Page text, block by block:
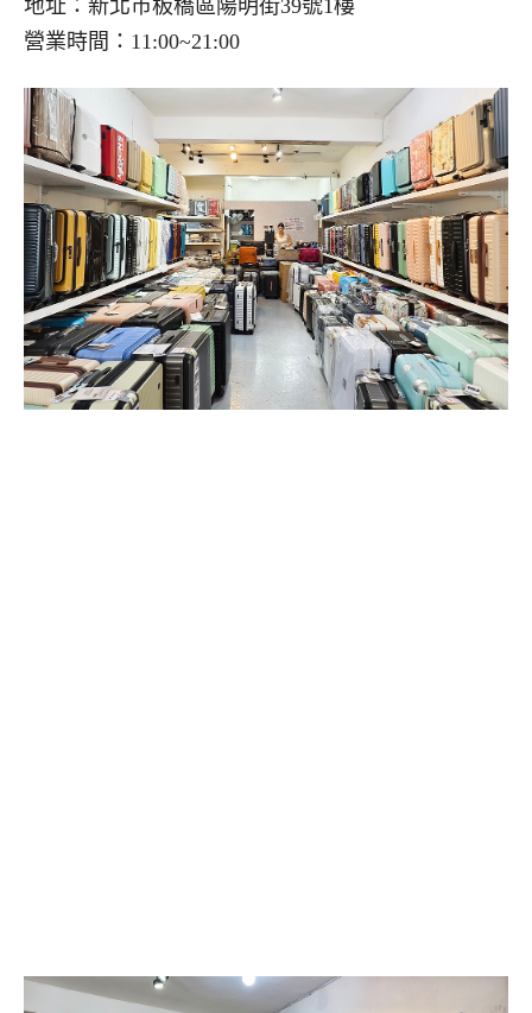
地址：新北市板橋區陽明街39號1樓
營業時間：11:00~21:00